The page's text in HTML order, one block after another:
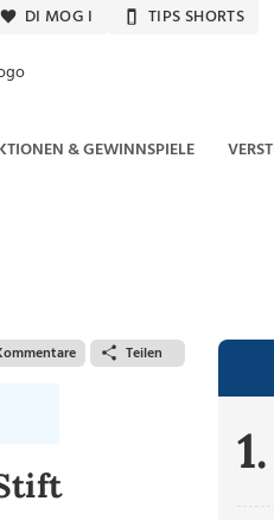
DI MOG I TIPS SHORTS
& GEWINNSPIELE
Teilen
1.